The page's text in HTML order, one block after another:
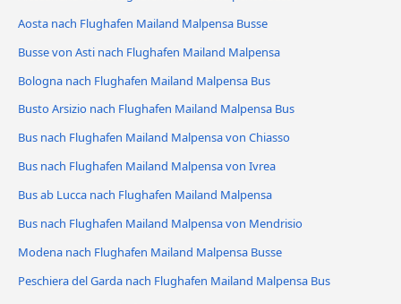
Aosta nach Flughafen Mailand Malpensa Busse
Busse von Asti nach Flughafen Mailand Malpensa
Bologna nach Flughafen Mailand Malpensa Bus
Busto Arsizio nach Flughafen Mailand Malpensa Bus
Bus nach Flughafen Mailand Malpensa von Chiasso
Bus nach Flughafen Mailand Malpensa von Ivrea
Bus ab Lucca nach Flughafen Mailand Malpensa
Bus nach Flughafen Mailand Malpensa von Mendrisio
Modena nach Flughafen Mailand Malpensa Busse
Peschiera del Garda nach Flughafen Mailand Malpensa Bus